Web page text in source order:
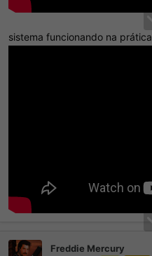
sistema funcionando na
Freddie Mercury